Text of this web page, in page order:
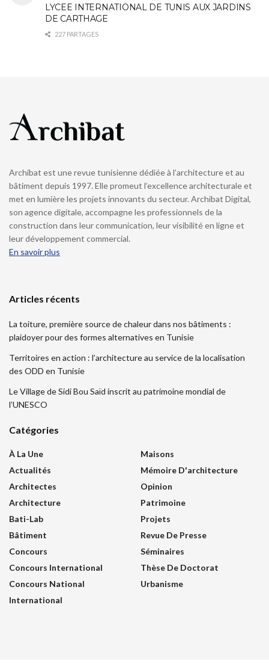
LYCEE INTERNATIONAL DE TUNIS AUX JARDINS
DE CARTHAGE
227 PARTAGES
Archibat est une revue tunisienne dédiée à l’architecture et au
bâtiment depuis 1997. Elle promeut l’excellence architecturale et
met en lumière les projets innovants du secteur. Archibat Digital,
son agence digitale, accompagne les professionnels de la
construction dans leur communication, leur visibilité en ligne et
leur développement commercial.
En savoir plus
Articles récents
La toiture, première source de chaleur dans nos bâtiments :
plaidoyer pour des formes alternatives en Tunisie
Territoires en action : l’architecture au service de la localisation
des ODD en Tunisie
Le Village de Sidi Bou Saïd inscrit au patrimoine mondial de
l’UNESCO
Catégories
À La Une
Actualités
Architectes
Architecture
Bati-Lab
Bâtiment
Concours
Concours International
Concours National
International
Maisons
Mémoire D'architecture
Opinion
Patrimoine
Projets
Revue De Presse
Séminaires
Thèse De Doctorat
Urbanisme